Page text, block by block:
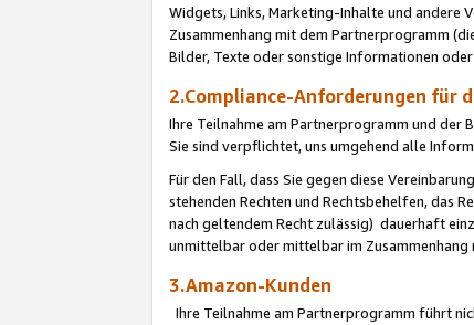
Widgets, Links, Marketing-Inhalte und
Zusammenhang mit dem Partnerprogramm (die
Bilder, Texte oder sonstige Informationen
2.Compliance-Anforderungen für
Ihre Teilnahme am Partnerprogramm und der
Sie sind verpflichtet, uns umgehend alle
Für den Fall, dass Sie gegen diese
stehenden Rechten und Rechtsbehelfen, das
nach geltendem Recht zulässig) dauerhaft
unmittelbar oder mittelbar im Zusammenhang
3.Amazon-Kunden
Ihre Teilnahme am Partnerprogramm führt